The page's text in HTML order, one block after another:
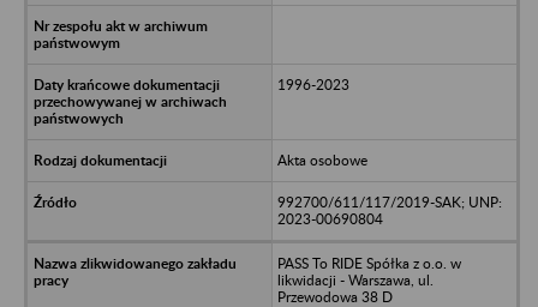
1996-2023
Akta osobowe
992700/611/117/2019-SAK; UNP:
2023-00690804
PASS To RIDE Spółka z o.o. w
likwidacji - Warszawa, ul.
Przewodowa 38 D